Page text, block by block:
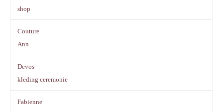
shop
Couture
Ann
Devos
kleding ceremonie
Fabienne